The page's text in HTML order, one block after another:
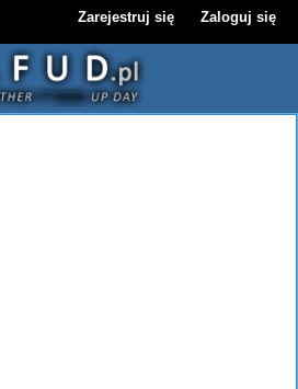
Zarejestruj się Zaloguj się